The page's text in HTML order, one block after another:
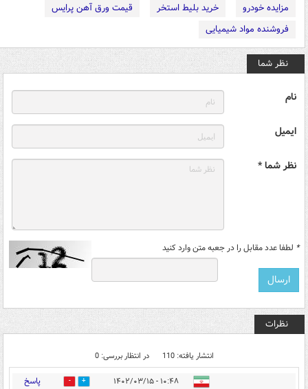
مزایده خودرو
خرید بلیط استخر
قیمت ورق آهن پرایس
فروشنده مواد شیمیایی
نظر شما
نام
ایمیل
نظر شما *
* لطفا عدد مقابل را در جعبه متن وارد کنید
نظرات
انتشار یافته: 110 در انتظار بررسی: 0
۱۰:۴۸ - ۱۴۰۲/۰۳/۱۵ 58 پاسخ